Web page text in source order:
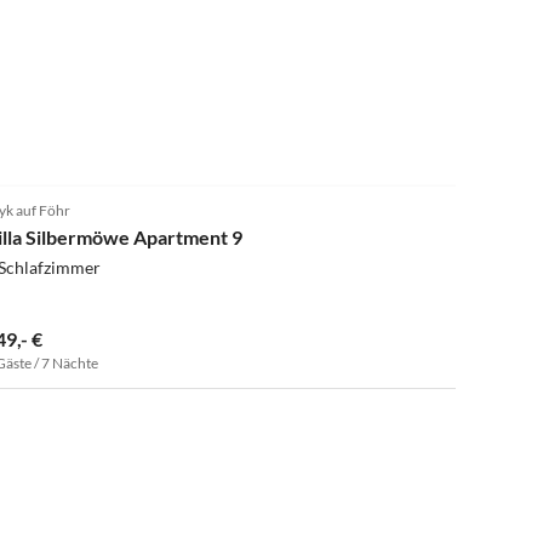
auf Föhr
Silbermöwe Apartment 9
€
/ 7 Nächte